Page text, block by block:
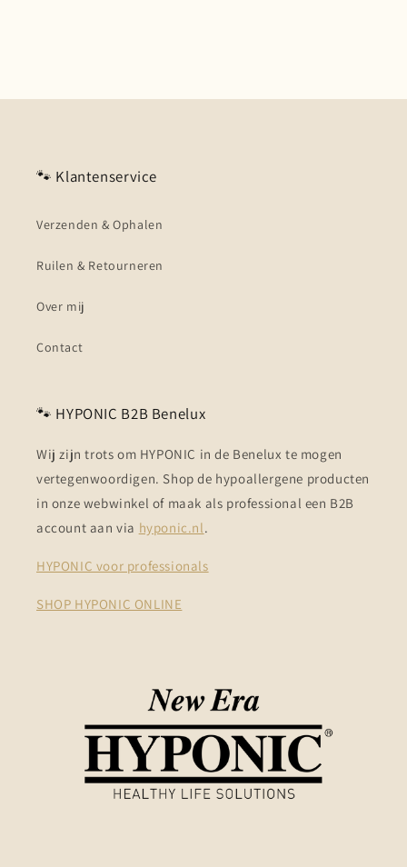
🐾 Klantenservice
Verzenden & Ophalen
Ruilen & Retourneren
Over mij
Contact
🐾 HYPONIC B2B Benelux
Wij zijn trots om HYPONIC in de Benelux te mogen
vertegenwoordigen. Shop de hypoallergene producten
in onze webwinkel of maak als professional een B2B
account aan via hyponic.nl.
HYPONIC voor professionals
SHOP HYPONIC ONLINE